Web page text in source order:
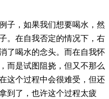
子，如果我们想要喝水，然
。在自我否定的情况下，右
了喝水的念头。而在自我怀
而是试图阻挠，但又不那么
这个过程中会很难受，但还
到了，也许这个过程太疲